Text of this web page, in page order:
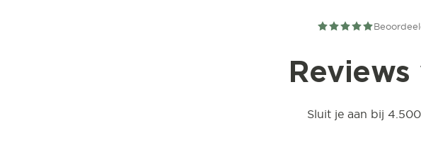
Reviews
Sluit je aan bij